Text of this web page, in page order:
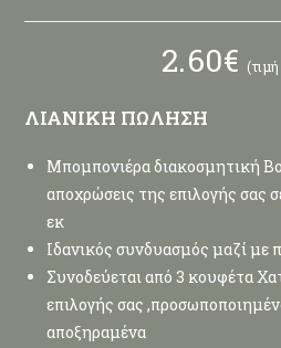
2.60€
ΛΙΑΝΙΚΗ ΠΩΛΗΣΗ
Μπομπονιέρα διακοσμητική
αποχρώσεις της επιλογής σας
εκ
Ιδανικός συνδυασμός μαζί με
Συνοδεύεται από 3 κουφέτα
επιλογής σας
αποξηραμένα